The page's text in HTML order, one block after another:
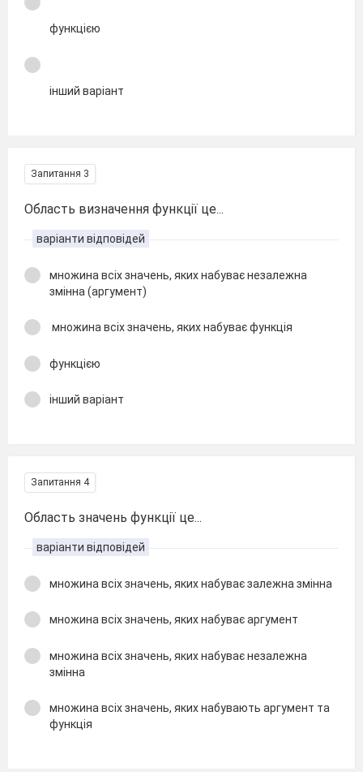
функцією
інший варіант
Запитання 3
Область визначення функції це...
варіанти відповідей
множина всіх значень, яких набуває незалежна
змінна (аргумент)
множина всіх значень, яких набуває функція
функцією
інший варіант
Запитання 4
Область значень функції це...
варіанти відповідей
множина всіх значень, яких набуває залежна змінна
множина всіх значень, яких набуває аргумент
множина всіх значень, яких набуває незалежна
змінна
множина всіх значень, яких набувають аргумент та
функція